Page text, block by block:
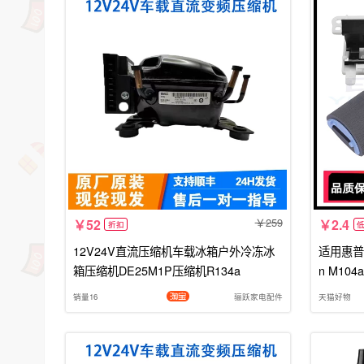
52 折扣 259
12V24V直流压缩机车载冰箱户外冷冻冰
箱压缩机DE25M1P压缩机R134a
销量16 骊跃家电配件
2.4
适用惠
n
天猫好物